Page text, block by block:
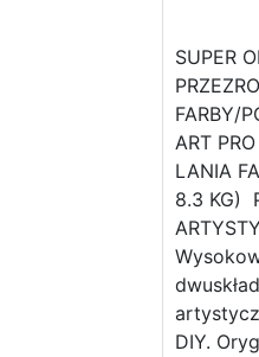
SUPER
FARBY/
ART
LANIA
8.3 KG)
DIY.